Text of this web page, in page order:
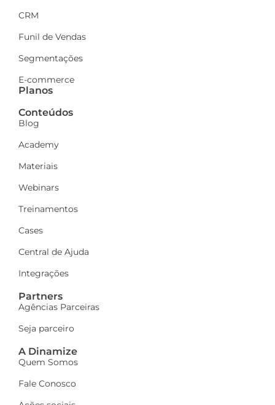
CRM
Funil de Vendas
Segmentações
E-commerce
Planos
Conteúdos
Blog
Academy
Materiais
Webinars
Treinamentos
Cases
Central de Ajuda
Integrações
Partners
Agências Parceiras
Seja parceiro
A Dinamize
Quem Somos
Fale Conosco